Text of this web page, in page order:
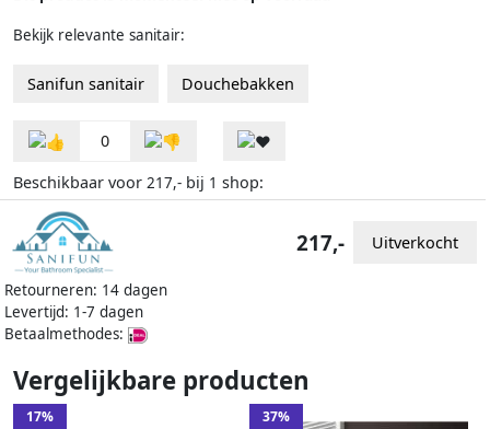
Bekijk relevante sanitair:
Sanifun sanitair Douchebakken
0
Beschikbaar voor 217,- bij 1 shop:
Retourneren: 14 dagen
Levertijd: 1-7 dagen
Betaalmethodes:
217,- Uitverkocht
Vergelijkbare producten
17% 37%